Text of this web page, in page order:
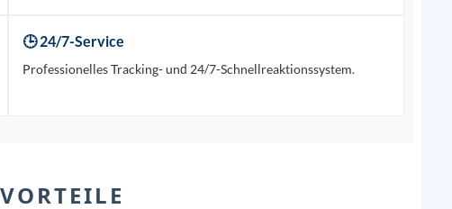
🕒 24/7-Service
Professionelles Tracking- und 24/7-Schnellreaktionssystem.